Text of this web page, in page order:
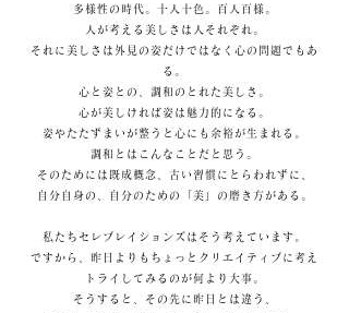
多様性の時代。十人十色。百人百様。
人が考える美しさは人それぞれ。
それに美しさは外見の姿だけではなく心の問題でもあ
る。
心と姿との、調和のとれた美しさ。
心が美しければ姿は魅力的になる。
姿やたたずまいが整うと心にも余裕が生まれる。
調和とはこんなことだと思う。
そのためには既成概念、古い習慣にとらわれずに、
自分自身の、自分のための「美」の磨き方がある。
私たちセレブレイションズはそう考えています。
ですから、昨日よりもちょっとクリエイティブに考え
トライしてみるのが何より大事。
そうすると、その先に昨日とは違う、